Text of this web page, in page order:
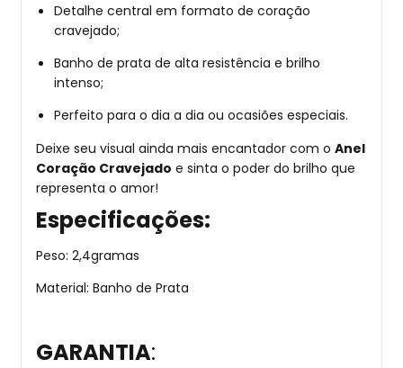
Detalhe central em formato de coração
cravejado;
Banho de prata de alta resistência e brilho
intenso;
Perfeito para o dia a dia ou ocasiões especiais.
Deixe seu visual ainda mais encantador com o Anel
Coração Cravejado e sinta o poder do brilho que
representa o amor!
Especificações:
Peso: 2,4gramas
Material: Banho de Prata
GARANTIA: